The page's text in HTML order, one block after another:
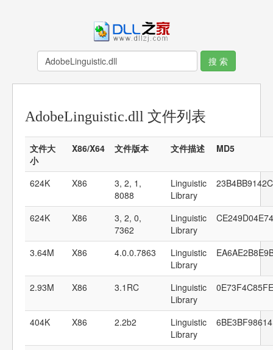
AdobeLinguistic.dll 文件列表
文件大
小
X86/X64 文件版本 文件描述 MD5
624K X86
3, 2, 1,
8088
Linguistic
Library
624K X86
3, 2, 0,
7362
Linguistic
Library
3.64M X86 4.0.0.7863
Linguistic
Library
2.93M X86 3.1RC
Linguistic
Library
404K X86 2.2b2
Linguistic
Library